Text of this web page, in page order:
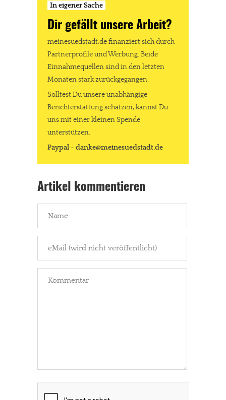
In eigener Sache
Dir gefällt unsere Arbeit?
meinesuedstadt.de finanziert sich durch
Partnerprofile und Werbung. Beide
Einnahmequellen sind in den letzten
Monaten stark zurückgegangen.
Solltest Du unsere unabhängige
Berichterstattung schätzen, kannst Du
uns mit einer kleinen Spende
unterstützen.
Paypal - danke@meinesuedstadt.de
Artikel kommentieren